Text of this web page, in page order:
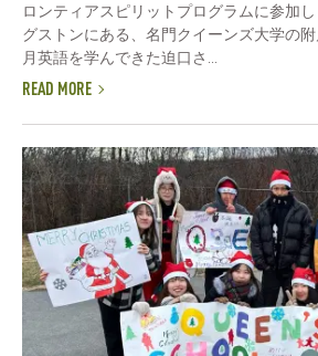
ロンティアスピリットプログラムに参加
グストンにある、名門クイーンズ大学の
月英語を学んできた迫口さ...
READ MORE